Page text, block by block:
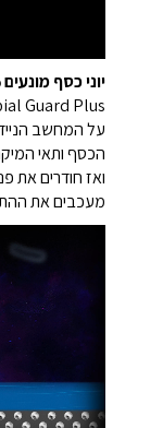
יוני כסף מונעים 99% מהתרבות
על המחשב הנייד
הכסף ותאי
ואז חודרים את
מעכבים את